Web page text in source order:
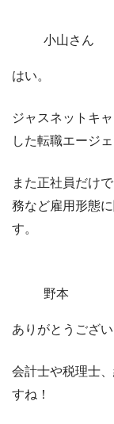
小山さん
はい。
ジャスネットキ
した転職エージェ
また正社員だけ
務など雇用形態
す。
野本
ありがとうござい
会計士や税理士
すね！